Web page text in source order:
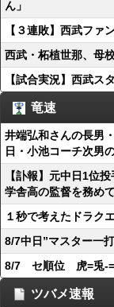
ん」
【３連敗】西武ファ
西武・柘植世那、母
【試合実況】西武ス
竜速
井端弘和さんの長男
日・小池コーチ次男
【訃報】元中日1
学舎高の監督を務め
１秒で考えたドラク
8/7中日”マスター一
8/7 セ順位 虎=兎-
ツバメ速報